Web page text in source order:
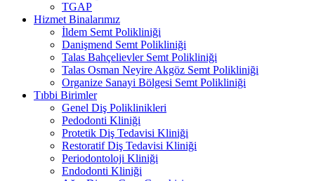
TGAP
Hizmet Binalarımız
İldem Semt Polikliniği
Danişmend Semt Polikliniği
Talas Bahçelievler Semt Polikliniği
Talas Osman Neyire Akgöz Semt Polikliniği
Organize Sanayi Bölgesi Semt Polikliniği
Tıbbi Birimler
Genel Diş Poliklinikleri
Pedodonti Kliniği
Protetik Diş Tedavisi Kliniği
Restoratif Diş Tedavisi Kliniği
Periodontoloji Kliniği
Endodonti Kliniği